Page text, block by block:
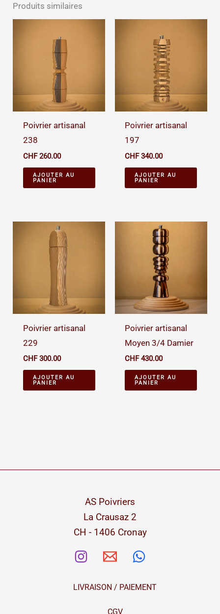
Produits similaires
Poivrier artisanal
238
CHF260.00
AJOUTER AU
PANIER
Poivrier artisanal
197
CHF340.00
AJOUTER AU
PANIER
Poivrier artisanal
229
CHF300.00
AJOUTER AU
PANIER
Poivrier artisanal
Moyen 3/4 Damier
CHF430.00
AJOUTER AU
PANIER
AS Poivriers
La Crausaz 2
CH - 1406 Cronay
LIVRAISON / PAIEMENT
CGV